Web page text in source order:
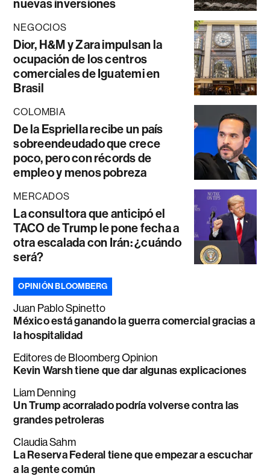
nuevas inversiones
NEGOCIOS
Dior, H&M y Zara impulsan la
ocupación de los centros
comerciales de Iguatemi en
Brasil
COLOMBIA
De la Espriella recibe un país
sobreendeudado que crece
poco, pero con récords de
empleo y menos pobreza
MERCADOS
La consultora que anticipó el
TACO de Trump le pone fecha a
otra escalada con Irán: ¿cuándo
será?
OPINIÓN BLOOMBERG
Juan Pablo Spinetto
México está ganando la guerra comercial gracias a
la hospitalidad
Editores de Bloomberg Opinion
Kevin Warsh tiene que dar algunas explicaciones
Liam Denning
Un Trump acorralado podría volverse contra las
grandes petroleras
Claudia Sahm
La Reserva Federal tiene que empezar a escuchar
a la gente común